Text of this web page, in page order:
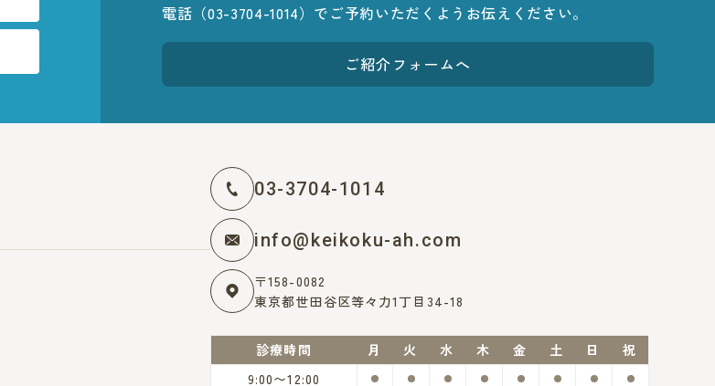
電話（03-3704-1014）でご予約いただくようお伝えください。
ご紹介フォームへ
03-3704-1014
info@keikoku-ah.com
〒158-0082
東京都世田谷区等々力1丁目34-18
診療時間 月 火 水 木 金 土 日
祝
9:00〜12:00